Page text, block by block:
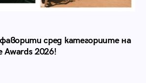
сред категориите на
Awards 2026!